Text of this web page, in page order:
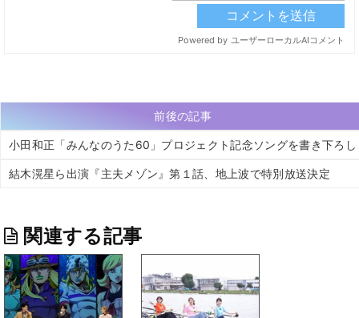
前後の記事
小田和正「みんなのうた60」プロジェクト記念ソングを書き下ろし
結木滉星ら出演『主夫メゾン』第１話、地上波で特別放送決定
関連する記事